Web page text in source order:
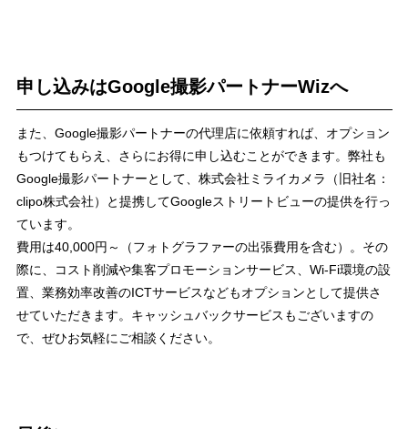
申し込みはGoogle撮影パートナーWizへ
また、Google撮影パートナーの代理店に依頼すれば、オプション
もつけてもらえ、さらにお得に申し込むことができます。弊社も
Google撮影パートナーとして、株式会社ミライカメラ（旧社名：
clipo株式会社）と提携してGoogleストリートビューの提供を行っ
ています。
費用は40,000円～（フォトグラファーの出張費用を含む）。その
際に、コスト削減や集客プロモーションサービス、Wi-Fi環境の設
置、業務効率改善のICTサービスなどもオプションとして提供さ
せていただきます。キャッシュバックサービスもございますの
で、ぜひお気軽にご相談ください。